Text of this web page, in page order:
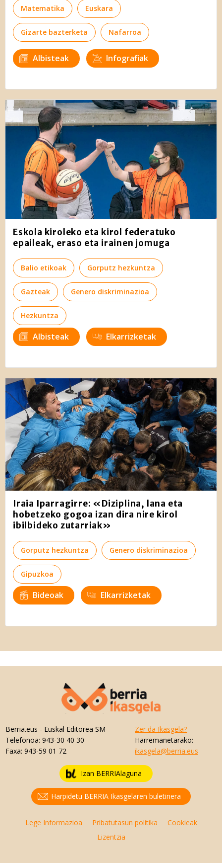
Matematika Euskara
Gizarte bazterketa Nafarroa
Albisteak Infografiak
Eskola kiroleko eta kirol federatuko
epaileak, eraso eta irainen jomuga
Balio etikoak Gorputz hezkuntza
Gazteak Genero diskriminazioa
Hezkuntza
Albisteak Elkarrizketak
Iraia Iparragirre: «Diziplina, lana eta
hobetzeko gogoa izan dira nire kirol
ibilbideko zutarriak»
Gorputz hezkuntza Genero diskriminazioa
Gipuzkoa
Bideoak Elkarrizketak
Berria.eus - Euskal Editorea SM
Telefonoa: 943-30 40 30
Faxa: 943-59 01 72
Zer da Ikasgela?
Harremanetarako:
ikasgela@berria.eus
Izan BERRIAlaguna
Harpidetu BERRIA Ikasgelaren buletinera
Lege Informazioa Pribatutasun politika
Cookieak
Lizentzia